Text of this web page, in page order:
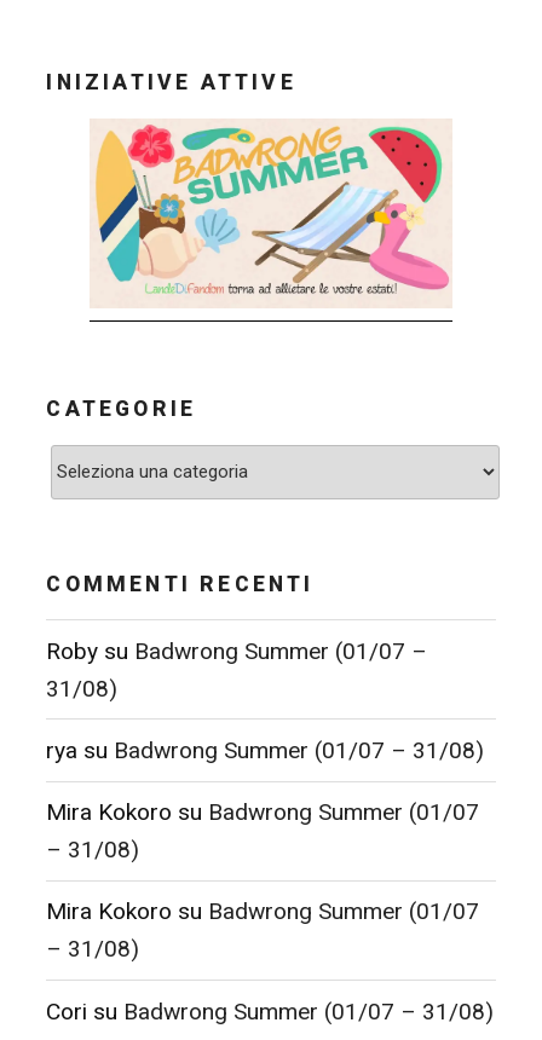
INIZIATIVE ATTIVE
CATEGORIE
Categorie
COMMENTI RECENTI
Roby su Badwrong Summer (01/07 –
31/08)
rya su Badwrong Summer (01/07 – 31/08)
Mira Kokoro su Badwrong Summer (01/07
– 31/08)
Mira Kokoro su Badwrong Summer (01/07
– 31/08)
Cori su Badwrong Summer (01/07 – 31/08)